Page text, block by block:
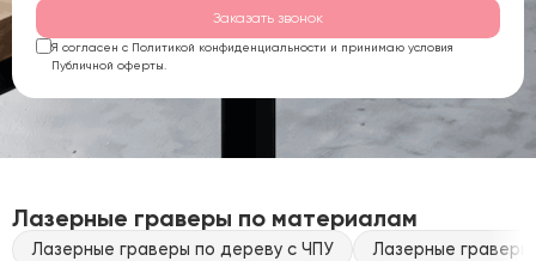
Заказать звонок
Я согласен с Политикой конфиденциальности и принимаю условия
Публичной оферты.
Лазерные граверы по материалам
Лазерные граверы по дереву с ЧПУ Лазерные граверы